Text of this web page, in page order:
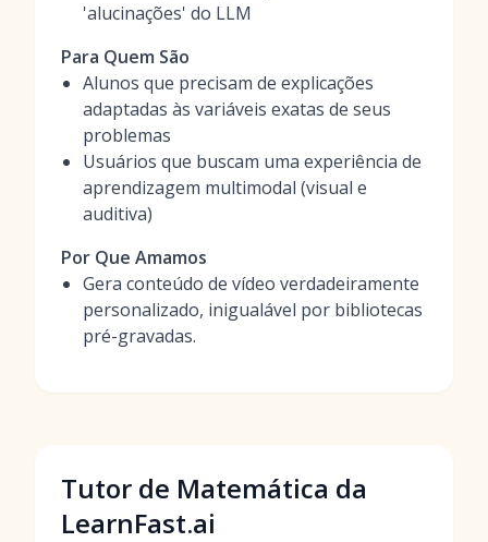
'alucinações' do LLM
Para Quem São
Alunos que precisam de explicações
adaptadas às variáveis exatas de seus
problemas
Usuários que buscam uma experiência de
aprendizagem multimodal (visual e
auditiva)
Por Que Amamos
Gera conteúdo de vídeo verdadeiramente
personalizado, inigualável por bibliotecas
pré-gravadas.
Tutor de Matemática da
LearnFast.ai